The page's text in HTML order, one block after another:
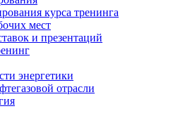
курса тренинга
мест
и презентаций
энергетики
отрасли